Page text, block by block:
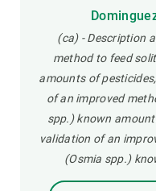
(ca) - Description
method to feed
amounts of
of an improved
spp.) known
validation of an
(Osmia spp.)